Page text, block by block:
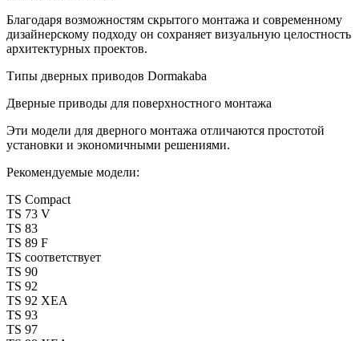
Благодаря возможностям скрытого монтажа и современному
дизайнерскому подходу он сохраняет визуальную целостность
архитектурных проектов.
Типы дверных приводов Dormakaba
Дверные приводы для поверхностного монтажа
Эти модели для дверного монтажа отличаются простотой
установки и экономичными решениями.
Рекомендуемые модели:
TS Compact
TS 73 V
TS 83
TS 89 F
TS соответствует
TS 90
TS 92
TS 92 XEA
TS 93
TS 97